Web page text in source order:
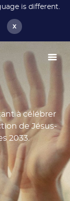
is different.
x
à célébrer
de Jésus-
2033.